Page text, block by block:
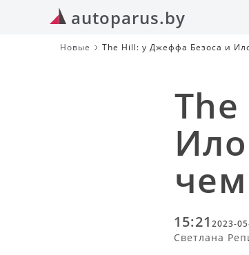
autoparus.by
Новые The Hill: у Джеффа Безоса и
15:21 2023-
Светлана